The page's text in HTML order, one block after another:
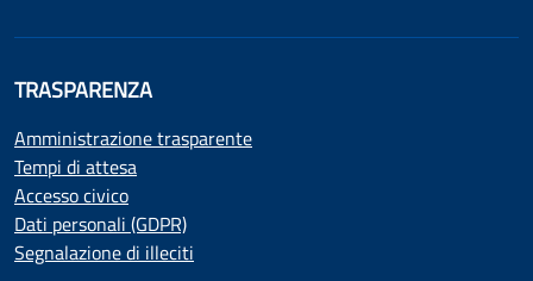
TRASPARENZA
Amministrazione trasparente
Tempi di attesa
Accesso civico
Dati personali (GDPR)
Segnalazione di illeciti